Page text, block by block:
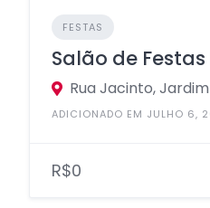
FESTAS
Salão de
ADICIONADO EM JULHO 6,
R$0